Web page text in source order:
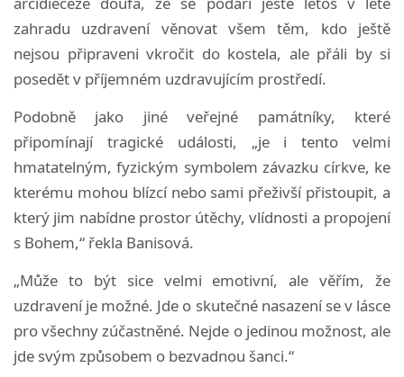
zahradu uzdravení věnovat všem těm, kdo ještě
nejsou připraveni vkročit do kostela, ale přáli by si
posedět v příjemném uzdravujícím prostředí.
Podobně jako jiné veřejné památníky, které
připomínají tragické události, „je i tento velmi
hmatatelným, fyzickým symbolem závazku církve, ke
kterému mohou blízcí nebo sami přeživší přistoupit, a
který jim nabídne prostor útěchy, vlídnosti a propojení
s Bohem,“ řekla Banisová.
„Může to být sice velmi emotivní, ale věřím, že
uzdravení je možné. Jde o skutečné nasazení se v lásce
pro všechny zúčastněné. Nejde o jedinou možnost, ale
jde svým způsobem o bezvadnou šanci.“